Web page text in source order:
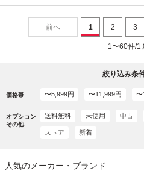
前へ 1 2 3
1〜60件/
絞り込み条
価格帯 〜5,999円 〜11,999円
オプション
その他
送料無料 未使用 中古
ストア 新着
人気のメーカー・ブランド